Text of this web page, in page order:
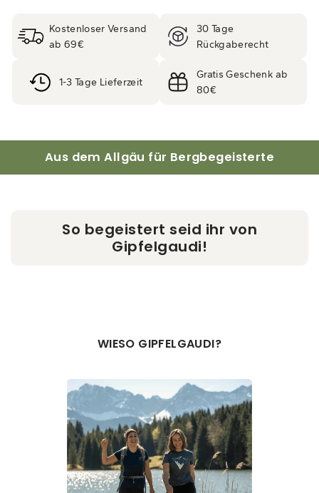
Kostenloser Versand
ab 69€
30 Tage
Rückgaberecht
1-3 Tage Lieferzeit
Gratis Geschenk ab
80€
Aus dem Allgäu für Bergbegeisterte
So begeistert seid ihr von
Gipfelgaudi!
WIESO GIPFELGAUDI?